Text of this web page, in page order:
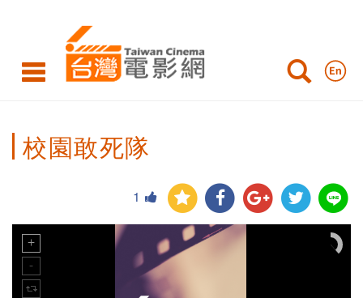
校園敢死隊
1